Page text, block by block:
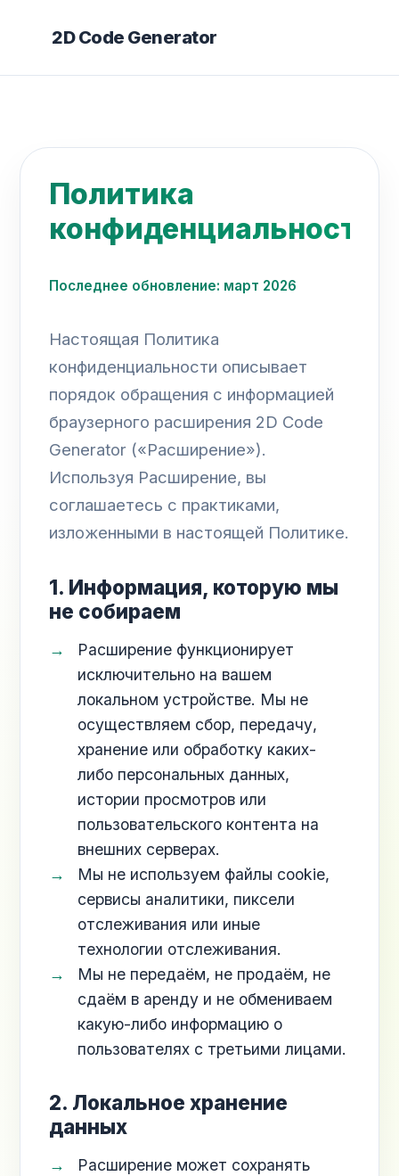
2D Code Generator
Политика
конфиденциальности
Последнее обновление: март 2026
Настоящая Политика
конфиденциальности описывает
порядок обращения с информацией
браузерного расширения 2D Code
Generator («Расширение»).
Используя Расширение, вы
соглашаетесь с практиками,
изложенными в настоящей Политике.
1. Информация, которую мы
не собираем
Расширение функционирует
исключительно на вашем
локальном устройстве. Мы не
осуществляем сбор, передачу,
хранение или обработку каких-
либо персональных данных,
истории просмотров или
пользовательского контента на
внешних серверах.
Мы не используем файлы cookie,
сервисы аналитики, пиксели
отслеживания или иные
технологии отслеживания.
Мы не передаём, не продаём, не
сдаём в аренду и не обмениваем
какую-либо информацию о
пользователях с третьими лицами.
2. Локальное хранение
данных
Расширение может сохранять